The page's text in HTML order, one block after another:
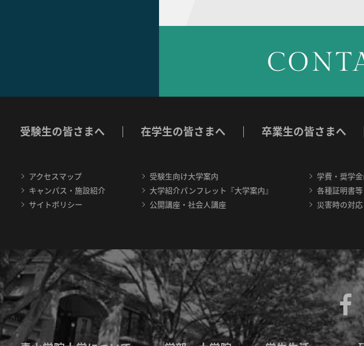
受験生の皆さまへ 在学生の皆さまへ 卒業生の皆さまへ
アクセスマップ
キャンパス・施設紹介
サイトポリシー
受験生向け大学案内
大学紹介パンフレット『大学案内』
公開講座・社会人講座
学費・奨学
各種証明書
災害時の対応